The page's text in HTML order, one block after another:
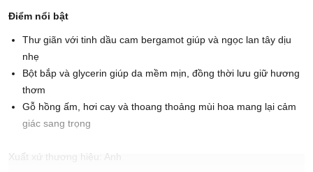
Điểm nổi bật
Thư giãn với tinh dầu cam bergamot giúp và ngọc lan tây dịu
nhẹ
Bột bắp và glycerin giúp da mềm mịn, đồng thời lưu giữ hương
thơm
Gỗ hồng ấm, hơi cay và thoang thoảng mùi hoa mang lại cảm
giác sang trọng
Xuất xứ thương hiệu: Anh